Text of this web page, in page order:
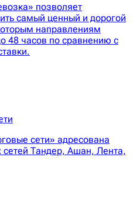
позволяет
самый ценный и дорогой
направлениям
48 часов по сравнению с
сети» адресована
Тандер, Ашан, Лента,